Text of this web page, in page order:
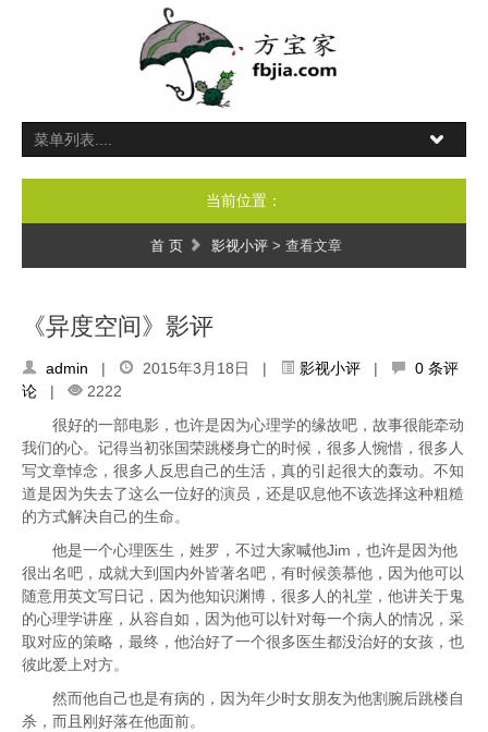
当前位置：
首 页 影视小评> 查看文章
《异度空间》影评
admin | 2015年3月18日 | 影视小评 |
0 条评
论 |
2222
很好的一部电影，也许是因为心理学的缘故吧，故事很能牵动
我们的心。 记得当初张国荣跳楼身亡的时候，很多人惋惜，很多人
写文章悼念，很多人反思自己的生活，真的引起很大的轰动。不知
道是因为失去了这么一位好的演员，还是叹息他不该选择这种粗糙
的方式解决自己的生命。
他是一个心理医生，姓罗，不过大家喊他Jim，也许是因为他
很出名吧，成就大到国内外皆著名吧，有时候羡慕他，因为他可以
随意用英文写日记，因为他知识渊博，很多人的礼堂，他讲关于鬼
的心理学讲座，从容自如，因为他可以针对每一个病人的情况，采
取对应的策略，最终，他治好了一个很多医生都没治好的女孩，也
彼此爱上对方。
然而他自己也是有病的，因为年少时女朋友为他割腕后跳楼自
杀，而且刚好落在他面前。